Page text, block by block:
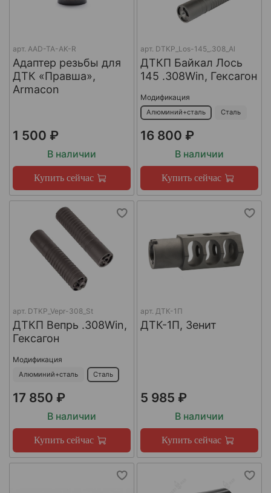
арт. AAD-TA-AK-R
Адаптер резьбы для
ДТК «Правша»,
Armacon
1 500 ₽
В наличии
Купить сейчас
арт. DTKP_Los-145_.308_Al
ДТКП Байкал Лось
145 .308Win, Гексагон
Модификация
Алюминий+сталь Сталь
16 800 ₽
В наличии
Купить сейчас
арт. DTKP_Vepr-308_St
ДТКП Вепрь .308Win,
Гексагон
Модификация
Алюминий+сталь Сталь
17 850 ₽
В наличии
Купить сейчас
арт. ДТК-1П
ДТК-1П, Зенит
5 985 ₽
В наличии
Купить сейчас